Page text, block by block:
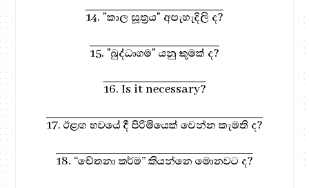
14. "කාල සූත්‍රය" අපැහැදිලි ද?
15. "බුද්ධාගම" යනු කුමක් ද?
16. Is it necessary?
17. ඊළඟ භවයේ දී පිරිමියෙක් වෙන්න කැමති ද?
18. “චේතනා කර්ම” කියන්නෙ මොනවට ද?